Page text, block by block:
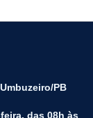
PB
das 08h às